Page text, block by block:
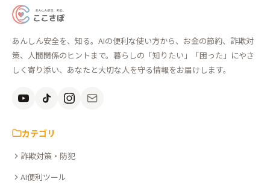
あ
ん
し
ん
全
知
る。
こ
こ
あんしん安全を、知る。AIの便利な使い方から、お金の節約、詐欺対
策、人間関係のヒントまで。暮らしの「知りたい」「困った」にやさ
しく寄り添い、あなたと大切な人を守る情報をお届けします。
カテゴリ
詐欺対策・防犯
AI便利ツール